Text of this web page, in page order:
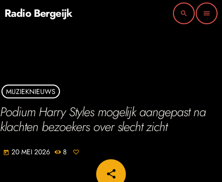
Radio Bergeijk search menu
MUZIEKNIEUWS
Podium Harry Styles mogelijk aangepast na
klachten bezoekers over slecht zicht
today 20 MEI 2026 8
share
email